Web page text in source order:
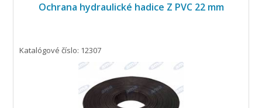
Ochrana hydraulické hadice Z PVC 22 mm
Katalógové číslo: 12307